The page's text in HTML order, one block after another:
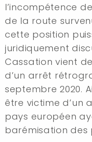
l’incompétence
de la route
cette position
juridiquement
Cassation vient
d’un arrêt
septembre 2020.
être victime d’un
pays européen
barémisation des